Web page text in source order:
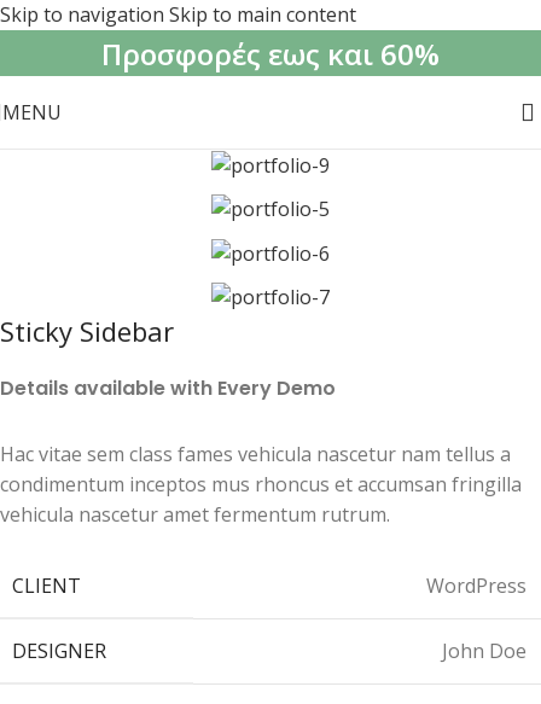
Skip to navigation Skip to main content
Προσφορές εως και 60%
MENU
Sticky Sidebar
Details available with Every Demo
Hac vitae sem class fames vehicula nascetur nam tellus a
condimentum inceptos mus rhoncus et accumsan fringilla
vehicula nascetur amet fermentum rutrum.
CLIENT WordPress
DESIGNER John Doe